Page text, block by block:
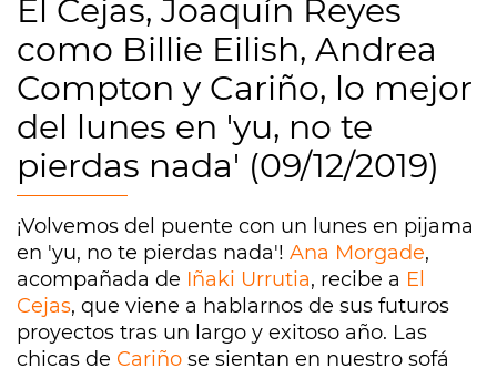
El Cejas, Joaquín Reyes
como Billie Eilish, Andrea
Compton y Cariño, lo mejor
del lunes en 'yu, no te
pierdas nada' (09/12/2019)
¡Volvemos del puente con un lunes en pijama
en 'yu, no te pierdas nada'! Ana Morgade,
acompañada de Iñaki Urrutia, recibe a El
Cejas, que viene a hablarnos de sus futuros
proyectos tras un largo y exitoso año. Las
chicas de Cariño se sientan en nuestro sofá